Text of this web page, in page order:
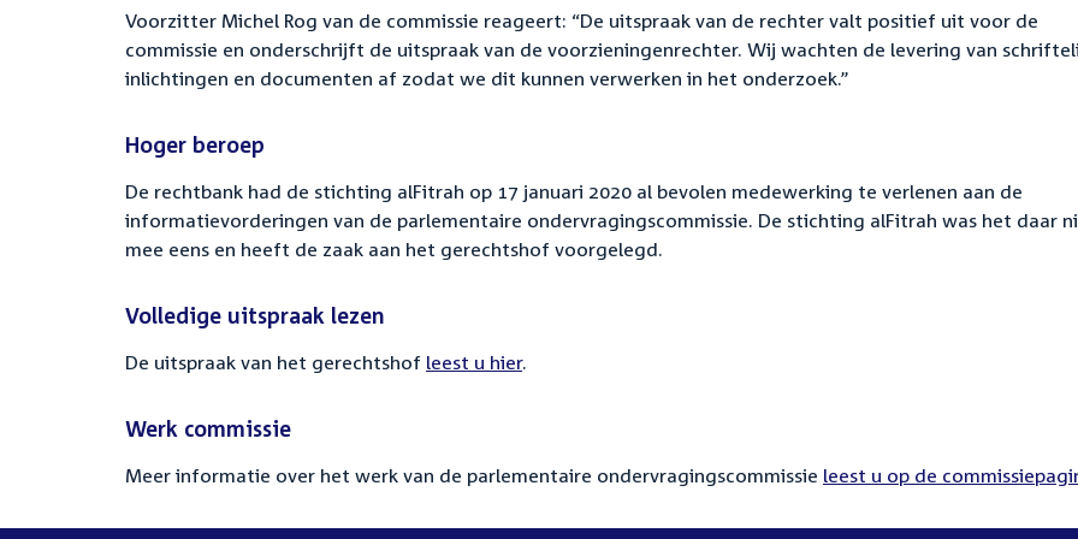
Voorzitter Michel Rog van de commissie reageert: “De uitspraak van de rechter valt positief uit voor de
commissie en onderschrijft de uitspraak van de voorzieningenrechter. Wij wachten de levering van
inlichtingen en documenten af zodat we dit kunnen verwerken in het onderzoek.”
Hoger beroep
De rechtbank had de stichting alFitrah op 17 januari 2020 al bevolen medewerking te verlenen aan de
informatievorderingen van de parlementaire ondervragingscommissie. De stichting alFitrah was het daar
mee eens en heeft de zaak aan het gerechtshof voorgelegd.
Volledige uitspraak lezen
De uitspraak van het gerechtshof leest u hier.
Werk commissie
Meer informatie over het werk van de parlementaire ondervragingscommissie leest u op de